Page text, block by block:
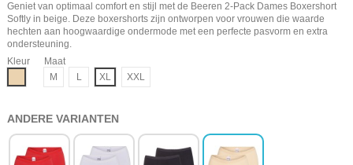
Geniet van optimaal comfort en stijl met de Beeren 2-Pack Dames Boxershort
Softly in beige. Deze boxershorts zijn ontworpen voor vrouwen die waarde
hechten aan hoogwaardige ondermode met een perfecte pasvorm en extra
ondersteuning.
Kleur
Maat
M
L XL XXL
ANDERE VARIANTEN